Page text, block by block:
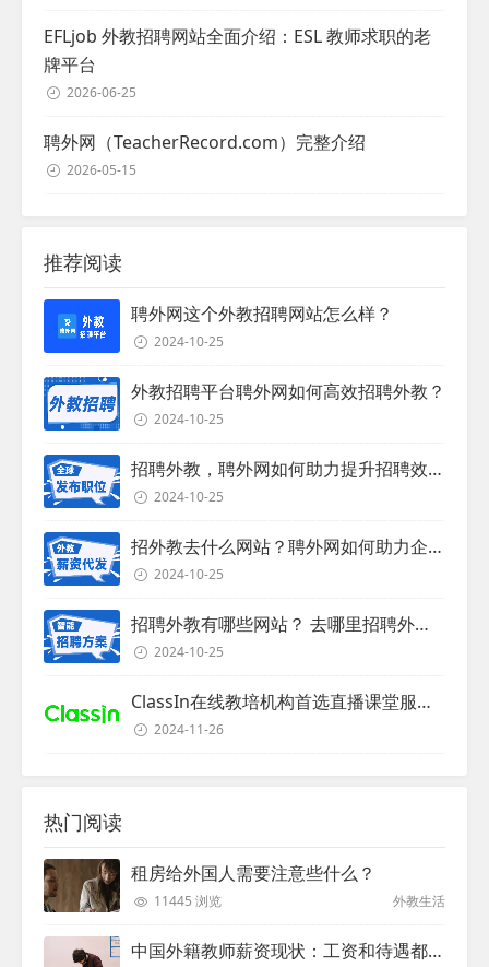
EFLjob 外教招聘网站全面介绍：ESL 教师求职的老
牌平台
2026-06-25
聘外网（TeacherRecord.com）完整介绍
2026-05-15
推荐阅读
聘外网这个外教招聘网站怎么样？
2024-10-25
外教招聘平台聘外网如何高效招聘外教？
2024-10-25
招聘外教，聘外网如何助力提升招聘效率？
2024-10-25
招外教去什么网站？聘外网如何助力企业外教招聘
2024-10-25
招聘外教有哪些网站？ 去哪里招聘外教？
2024-10-25
ClassIn在线教培机构首选直播课堂服务商
2024-11-26
热门阅读
租房给外国人需要注意些什么？
11445 浏览 外教生活
中国外籍教师薪资现状：工资和待遇都非常高